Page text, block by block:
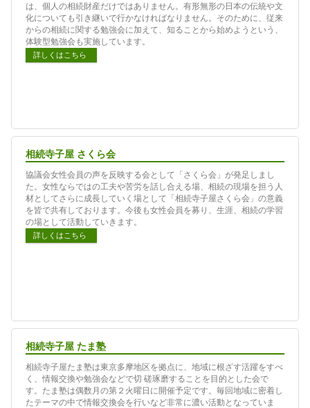
は、個人の相続財産だけではありません。有形無形の日本の伝統や文
化についても引き継いで行かなければなりません。そのために、従来
からの相続に関する勉強会に加えて、知ることから始めようという、
体験型勉強会も実施しています。
詳しくはこちら
相続寺子屋 さくら会
協議会女性会員の声を反映する会として「さくら会」が発足しまし
た。女性ならではの工夫や苦労を話し合える場、相続の現場を担う人
材としてさらに成長していく場として「相続寺子屋さくら会」の意義
を皆で共有しております。今後も女性会員を募り、生涯、相続の学習
の場として活動していきます。
詳しくはこちら
相続寺子屋 たま塾
相続寺子屋たま塾は東京多摩地区を拠点に、地域に根ざす活躍をすべ
く、情報交換や勉強会などで切 磋琢磨することを目的とした会で
す。たま塾は偶数月の第２火曜日に開催予定です。毎回地域に密着し
たテーマの中で情報交換会を行いなど非常に濃い活動となっていま